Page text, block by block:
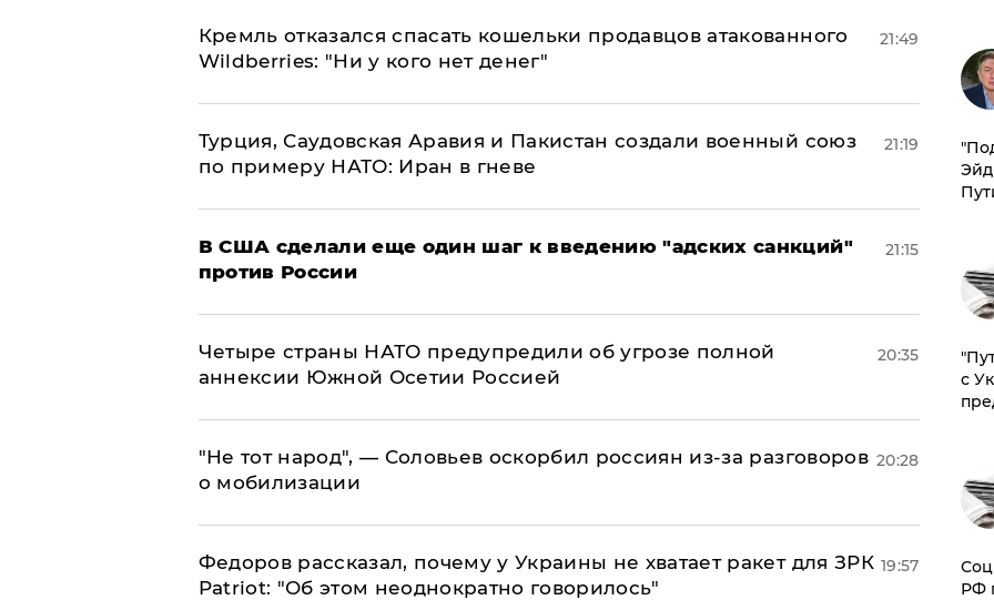
Кремль отказался спасать кошельки продавцов атакованного
Wildberries: "Ни у кого нет денег"
21:49
Турция, Саудовская Аравия и Пакистан создали военный союз
по примеру НАТО: Иран в гневе
21:19
В США сделали еще один шаг к введению "адских санкций"
против России
21:15
Четыре страны НАТО предупредили об угрозе полной
аннексии Южной Осетии Россией
20:35
​"Не тот народ", — Соловьев оскорбил россиян из-за разговоров
о мобилизации
20:28
Федоров рассказал, почему у Украины не хватает ракет для ЗРК
Patriot: "Об этом неоднократно говорилось"
19:57
с
РФ